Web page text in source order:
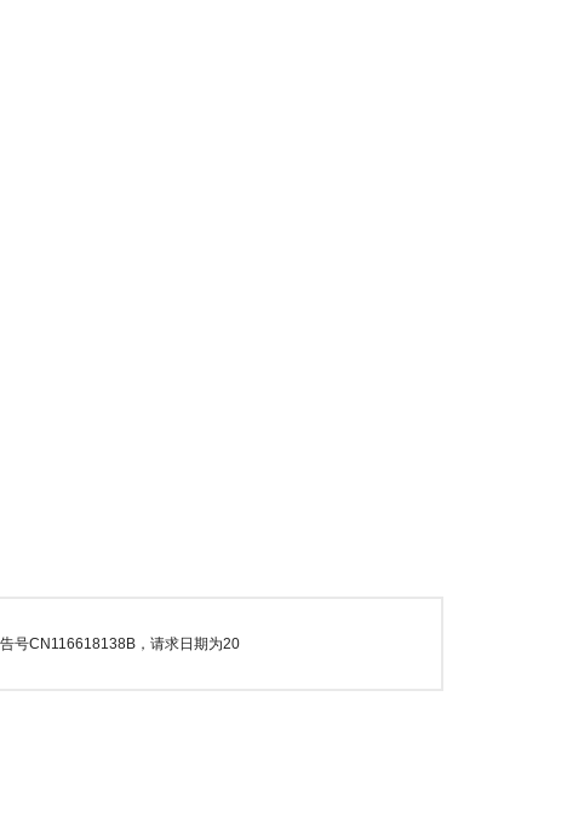
号CN116618138B，请求日期为20